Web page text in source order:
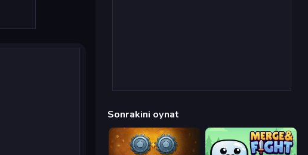
Sonrakini oynat